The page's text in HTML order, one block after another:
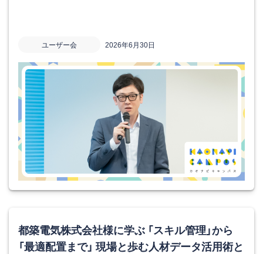
ユーザー会 2026年6月30日
都築電気株式会社様に学ぶ 「スキル管理」から
「最適配置まで」 現場と歩む人材データ活用術と